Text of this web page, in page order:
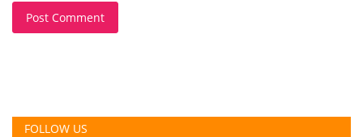
Post Comment
FOLLOW US